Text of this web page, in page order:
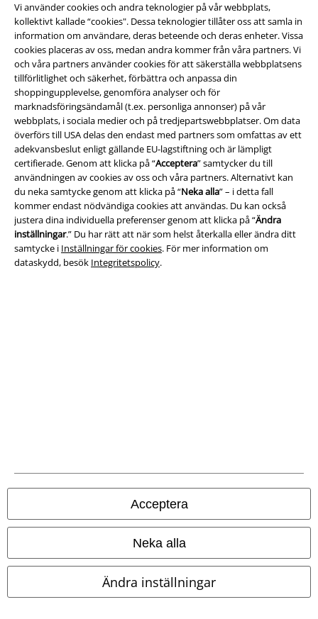
Vi använder cookies och andra teknologier på vår webbplats,
kollektivt kallade “cookies". Dessa teknologier tillåter oss att samla in
information om användare, deras beteende och deras enheter. Vissa
cookies placeras av oss, medan andra kommer från våra partners. Vi
och våra partners använder cookies för att säkerställa webbplatsens
tillförlitlighet och säkerhet, förbättra och anpassa din
shoppingupplevelse, genomföra analyser och för
marknadsföringsändamål (t.ex. personliga annonser) på vår
webbplats, i sociala medier och på tredjepartswebbplatser. Om data
överförs till USA delas den endast med partners som omfattas av ett
adekvansbeslut enligt gällande EU-lagstiftning och är lämpligt
certifierade. Genom att klicka på “Acceptera” samtycker du till
användningen av cookies av oss och våra partners. Alternativt kan
du neka samtycke genom att klicka på “Neka alla” – i detta fall
kommer endast nödvändiga cookies att användas. Du kan också
justera dina individuella preferenser genom att klicka på “Ändra
inställningar.” Du har rätt att när som helst återkalla eller ändra ditt
samtycke i Inställningar för cookies. För mer information om
dataskydd, besök Integritetspolicy.
Acceptera
Neka alla
Ändra inställningar
Bli en del av gemenskapen!
Betalningsmetod
A Warner Music Group Company